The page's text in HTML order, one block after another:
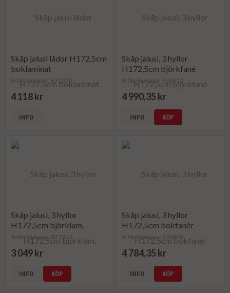
Skåp jalusi lådor H172,5cm
boklaminat
Artikelnummer: 871370
4 118 kr
INFO
Skåp jalusi, 3 hyllor
H172,5cm björkfané
Artikelnummer: 934812
4 990,35 kr
INFO KÖP
Skåp jalusi, 3 hyllor
H172,5cm björklam.
Artikelnummer: 871367
3 049 kr
INFO KÖP
Skåp jalusi, 3 hyllor
H172,5cm bokfanér
Artikelnummer: 934809
4 784,35 kr
INFO KÖP